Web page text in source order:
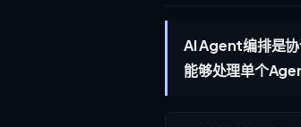
AI Agent编排是
能够处理单个